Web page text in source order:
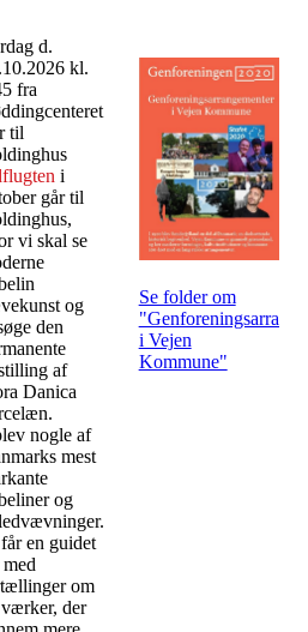
d.
kl.
fra
til
i
går til
vi skal se
og
den
af
Danica
nogle af
mest
og
en guidet
om
der
Se folder om
i Vejen
Kommune"